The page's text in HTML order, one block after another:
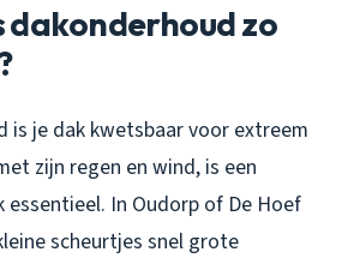
dakonderhoud zo
is je dak kwetsbaar voor extreem
zijn regen en wind, is een
essentieel. In Oudorp of De Hoef
scheurtjes snel grote